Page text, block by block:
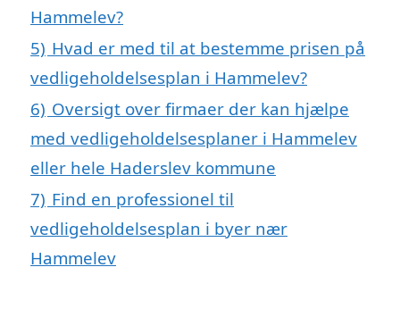
Hammelev?
5) Hvad er med til at bestemme prisen på
vedligeholdelsesplan i Hammelev?
6) Oversigt over firmaer der kan hjælpe
med vedligeholdelsesplaner i Hammelev
eller hele Haderslev kommune
7) Find en professionel til
vedligeholdelsesplan i byer nær
Hammelev